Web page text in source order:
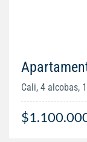
Cali, 4 alcobas,